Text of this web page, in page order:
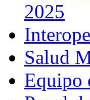
2025
Salud
Equipo